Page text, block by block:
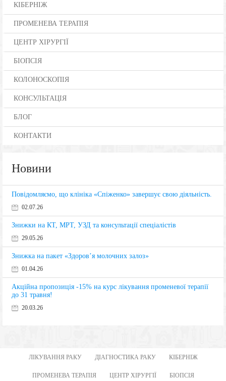
КІБЕРНІЖ
ПРОМЕНЕВА ТЕРАПІЯ
ЦЕНТР ХІРУРГІЇ
БІОПСІЯ
КОЛОНОСКОПІЯ
КОНСУЛЬТАЦІЯ
БЛОГ
КОНТАКТИ
Новини
Повідомляємо, що клініка «Спіженко» завершує свою діяльність.
02.07.26
Знижки на КТ, МРТ, УЗД та консультації спеціалістів
29.05.26
Знижка на пакет «Здоров’я молочних залоз»
01.04.26
Акційна пропозиція -15% на курс лікування променевої терапії
до 31 травня!
20.03.26
ЛІКУВАННЯ РАКУ ДІАГНОСТИКА РАКУ КІБЕРНІЖ
ПРОМЕНЕВА ТЕРАПІЯ ЦЕНТР ХІРУРГІЇ БІОПСІЯ